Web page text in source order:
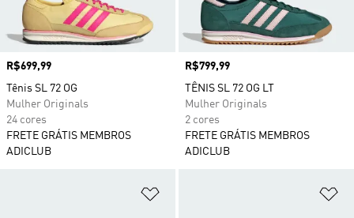
Preço
R$699,99
Tênis SL 72 OG
Mulher Originals
24 cores
FRETE GRÁTIS MEMBROS
ADICLUB
Preço
R$799,99
TÊNIS SL 72 OG LT
Mulher Originals
2 cores
FRETE GRÁTIS MEMBROS
ADICLUB